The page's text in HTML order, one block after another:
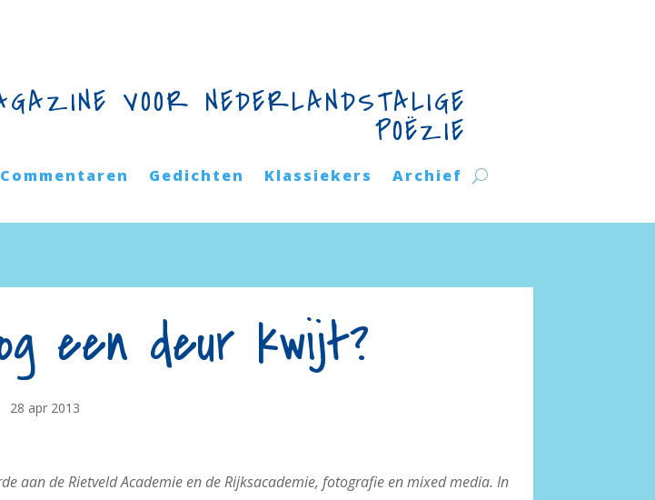
VOOR NEDERLANDSTALIGE
POËZIE
Commentaren Gedichten Klassiekers Archief
een deur kwijt?
28 apr 2013
aan de Rietveld Academie en de Rijksacademie, fotografie en mixed media. In